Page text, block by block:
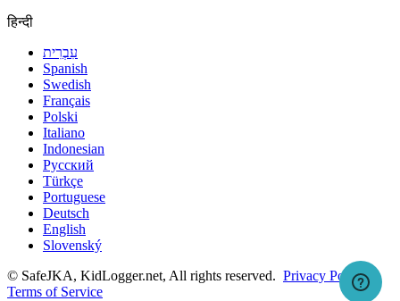
हिन्दी
עִבְרִית
Spanish
Swedish
Français
Polski
Italiano
Indonesian
Русский
Türkçe
Portuguese
Deutsch
English
Slovenský
© SafeJKA, KidLogger.net, All rights reserved. Privacy Policy
Terms of Service